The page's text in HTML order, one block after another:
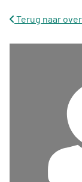
Terug naar